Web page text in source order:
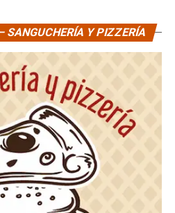
SANGUCHERÍA Y PIZZERÍA